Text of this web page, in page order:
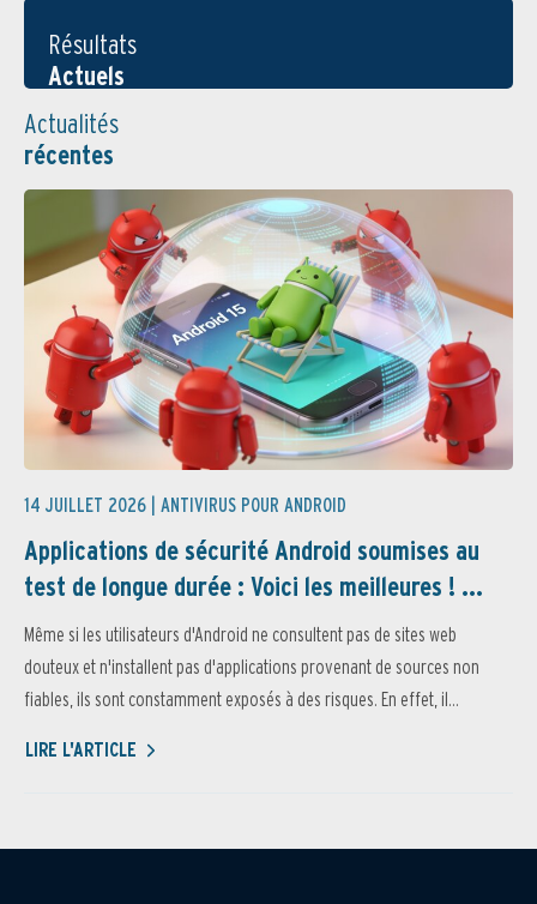
Résultats
Actuels
Actualités
récentes
14 JUILLET 2026 | ANTIVIRUS POUR ANDROID
Applications de sécurité Android soumises au
test de longue durée : Voici les meilleures ! ...
Même si les utilisateurs d'Android ne consultent pas de sites web
douteux et n'installent pas d'applications provenant de sources non
fiables, ils sont constamment exposés à des risques. En effet, il...
LIRE L'ARTICLE